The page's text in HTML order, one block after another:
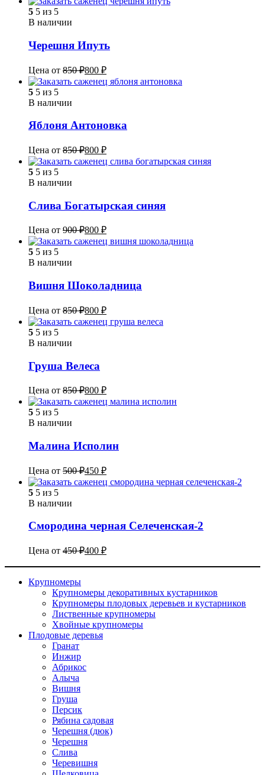
5 5 из 5
В наличии
Черешня Ипуть
Цена от 850₽800 ₽
5 5 из 5
В наличии
Яблоня Антоновка
Цена от 850₽800 ₽
5 5 из 5
В наличии
Слива Богатырская синяя
Цена от 900₽800 ₽
5 5 из 5
В наличии
Вишня Шоколадница
Цена от 850₽800 ₽
5 5 из 5
В наличии
Груша Велеса
Цена от 850₽800 ₽
5 5 из 5
В наличии
Малина Исполин
Цена от 500₽450 ₽
5 5 из 5
В наличии
Смородина черная Селеченская-2
Цена от 450₽400 ₽
Крупномеры
Крупномеры декоративных кустарников
Крупномеры плодовых деревьев и кустарников
Лиственные крупномеры
Хвойные крупномеры
Плодовые деревья
Гранат
Инжир
Абрикос
Алыча
Вишня
Груша
Персик
Рябина садовая
Черешня (дюк)
Черешня
Слива
Черевишня